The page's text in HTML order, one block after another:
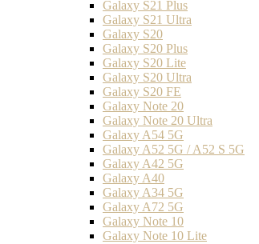
Galaxy S21 Plus
Galaxy S21 Ultra
Galaxy S20
Galaxy S20 Plus
Galaxy S20 Lite
Galaxy S20 Ultra
Galaxy S20 FE
Galaxy Note 20
Galaxy Note 20 Ultra
Galaxy A54 5G
Galaxy A52 5G / A52 S 5G
Galaxy A42 5G
Galaxy A40
Galaxy A34 5G
Galaxy A72 5G
Galaxy Note 10
Galaxy Note 10 Lite